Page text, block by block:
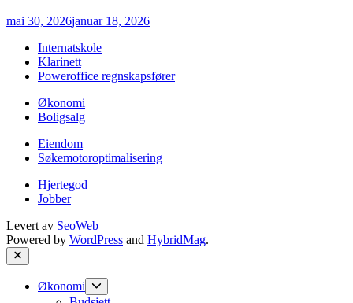
mai 30, 2026januar 18, 2026
Internatskole
Klarinett
Poweroffice regnskapsfører
Økonomi
Boligsalg
Eiendom
Søkemotoroptimalisering
Hjertegod
Jobber
Levert av SeoWeb
Powered by WordPress and HybridMag.
Close
Økonomi
sub